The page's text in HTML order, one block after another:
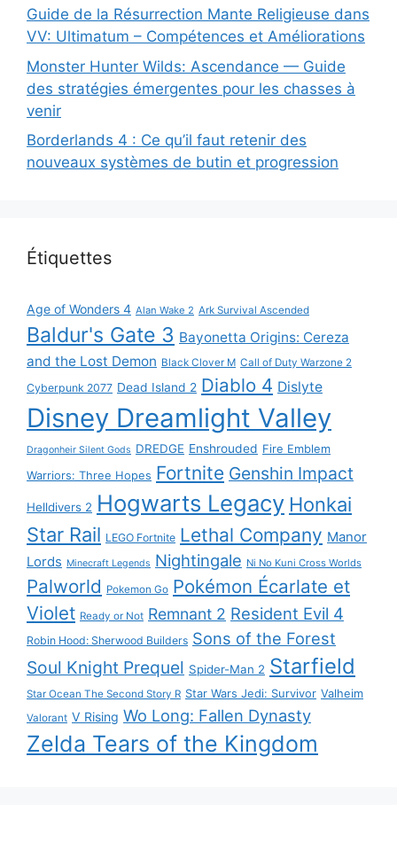
Guide de la Résurrection Mante Religieuse dans
VV: Ultimatum – Compétences et Améliorations
Monster Hunter Wilds: Ascendance — Guide
des stratégies émergentes pour les chasses à
venir
Borderlands 4 : Ce qu’il faut retenir des
nouveaux systèmes de butin et progression
Étiquettes
Age of Wonders 4 Alan Wake 2 Ark Survival Ascended
Baldur's Gate 3 Bayonetta Origins: Cereza
and the Lost Demon Black Clover M Call of Duty Warzone 2
Cyberpunk 2077 Dead Island 2 Diablo 4 Dislyte
Disney Dreamlight Valley
Dragonheir Silent Gods DREDGE Enshrouded Fire Emblem
Warriors: Three Hopes Fortnite Genshin Impact
Helldivers 2 Hogwarts Legacy Honkai
Star Rail LEGO Fortnite Lethal Company Manor
Lords Minecraft Legends Nightingale Ni No Kuni Cross Worlds
Palworld Pokemon Go Pokémon Écarlate et
Violet Ready or Not Remnant 2 Resident Evil 4
Robin Hood: Sherwood Builders Sons of the Forest
Soul Knight Prequel Spider-Man 2 Starfield
Star Ocean The Second Story R Star Wars Jedi: Survivor Valheim
Valorant V Rising Wo Long: Fallen Dynasty
Zelda Tears of the Kingdom